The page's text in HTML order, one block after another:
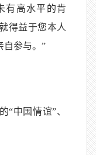
有高水平的肯
得益于您本人
自参与。”
“中国情谊”、